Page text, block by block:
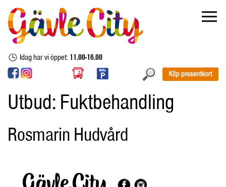
Idag har vi öppet:11.00-16.00
Utbud: Fuktbehandling
Rosmarin Hudvård